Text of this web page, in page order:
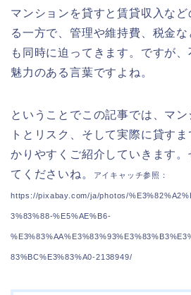
マンションを貸すと賃貸収入な
る一方で、管理や維持費、税金
も同時に迫ってきます。ですが
魅力のある言葉ですよね。
ということでこの記事では、マ
トとリスク、そして実際に貸す
かりやすくご紹介していきます
てくださいね。
アイキャッチ参照：
https://pixabay.com/ja/photos/
3%83%88-%E5%AE%B6-
83%BC%E3%83%A0-2138949/